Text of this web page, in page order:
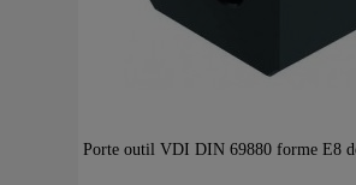
Porte outil VDI DIN 69880 forme E8